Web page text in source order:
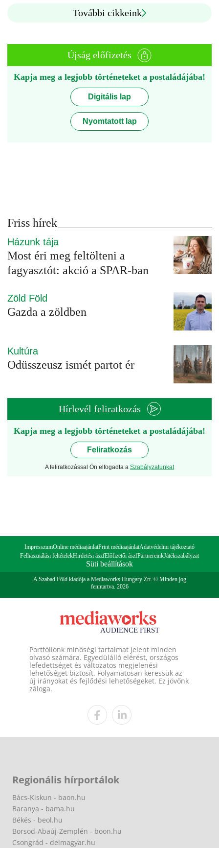
További cikkeink
Újság előfizetés
Kapja meg a legjobb történeteket a postaládájába!
Digitális lap
Nyomtatott lap
Friss hírek
Házunk tája
Most éri meg feltölteni a
fagyasztót: akció a SPAR-ban
Zöld Föld
Gazda a zöldben
Kultúra
Odüsszeusz ismét partot ér
Hírlevél feliratkozás
Kapja meg a legjobb történeteket a postaládájába!
Feliratkozás
A feliratkozással Ön elfogadta a Szabályzatunkat
ImpresszumOnline médiaajánlatPrint médiaajánlatAdatvédelmi tájékoztató
Felhasználási feltételekHirdetési ászfElőfizetői ászfPartnereinkJátékszabályzat
Süti beállítások
A Szabad Föld kiadója a Mediaworks Hungary Zrt. © Minden jog
fenntartva. 2026
Portfóliónk minőségi tartalmat jelent minden
olvasó számára. Egyedülálló elérést, országos
lefedettséget és változatos megjelenési
lehetőséget biztosít. Folyamatosan keressük az
új irányokat és fejlődési lehetőségeket. Ez jövőnk
záloga.
Regionális hírportálok
Bács-Kiskun - baon.hu
Baranya - bama.hu
Békés - beol.hu
Borsod-Abaúj-Zemplén - boon.hu
Csongrád - delmagyar.hu